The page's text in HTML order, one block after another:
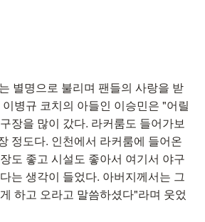
별명으로 불리며 팬들의 사랑을 받
병규 코치의 아들인 이승민은 "어릴
장을 많이 갔다. 라커룸도 들어가보
정도다. 인천에서 라커룸에 들어온
도 좋고 시설도 좋아서 여기서 야구
는 생각이 들었다. 아버지께서는 그
하고 오라고 말씀하셨다"라며 웃었